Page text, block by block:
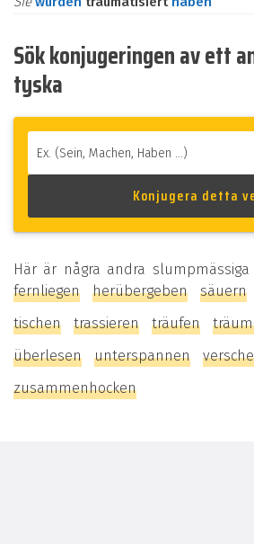
Sök konjugeringen av ett
tyska
Här är några andra
fernliegen
herübergeben säuern
tischen
trassieren träufen
überlesen
unterspannen
zusammenhocken